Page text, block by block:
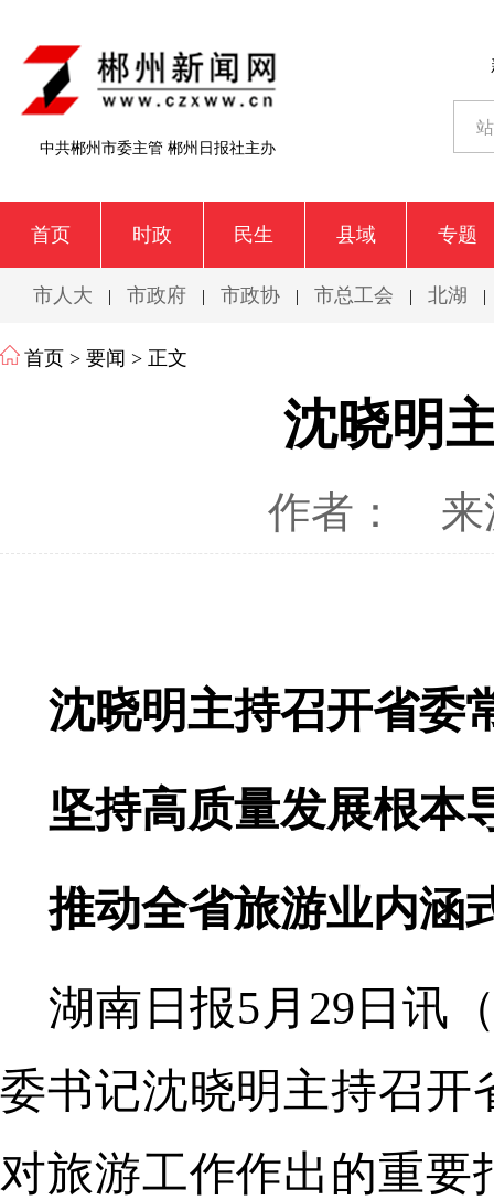
中共郴州市委主管 郴州日报社主办
首页 时政 民生 县域 专题
市人大 | 市政府 | 市政协 | 市总工会 | 北湖 |
首页 > 要闻 > 正文
沈晓明
作者：
沈晓明主持召开省委
坚持高质量发展根本
推动全省旅游业内涵
湖南日报5月29日讯
委书记沈晓明主持召开
对旅游工作作出的重